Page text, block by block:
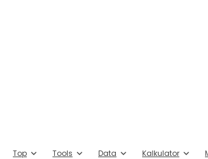
Top Tools Data Kalkulator